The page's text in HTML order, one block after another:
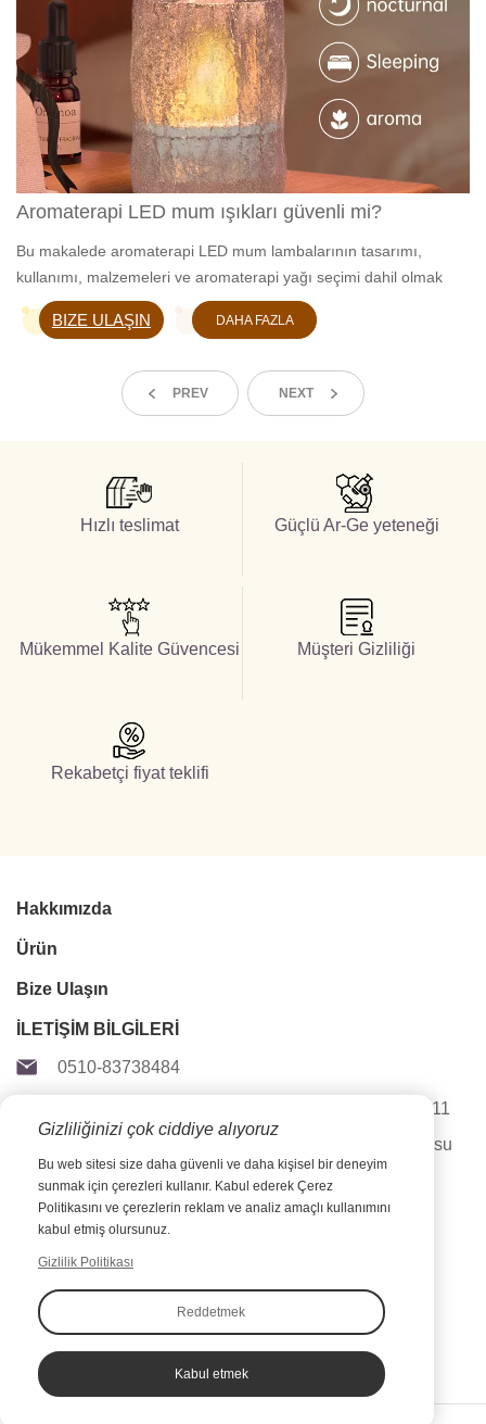
Aromaterapi LED mum ışıkları güvenli mi?
Bu makalede aromaterapi LED mum lambalarının tasarımı,
kullanımı, malzemeleri ve aromaterapi yağı seçimi dahil olmak
üzere güvenliğine derinlemesine bir bakış atacağız.
BIZE ULAŞIN DAHA FAZLA
PREV NEXT
Hızlı teslimat Güçlü Ar-Ge yeteneği
Mükemmel Kalite Güvencesi Müşteri Gizliliği
Rekabetçi fiyat teklifi
Hakkımızda
Ürün
Bize Ulaşın
İLETİŞİM BİLGİLERİ
0510-83738484
2 ve 4/F, Ceti A, (Wuxi) Ulusal Yazılım Parkı, 111-11
Linghu Bulvarı, Xinwu Bölgesi, Wuxi Şehri, Jiangsu
Eyaleti, Çin,214135
Servis yardım hattı
lynn@junemfg.com
Gizliliğinizi çok ciddiye alıyoruz
Bu web sitesi size daha güvenli ve daha kişisel bir deneyim
sunmak için çerezleri kullanır. Kabul ederek Çerez
Politikasını ve çerezlerin reklam ve analiz amaçlı kullanımını
kabul etmiş olursunuz.
Gizlilik Politikası
Reddetmek
Kabul etmek